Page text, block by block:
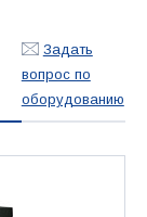
Задать
вопрос по
оборудованию